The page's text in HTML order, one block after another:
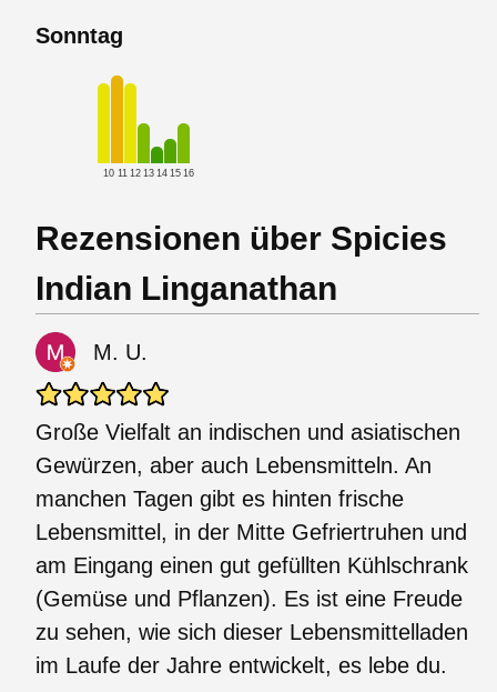
Sonntag
10 11 12 13 14 15 16
Rezensionen über Spicies
Indian Linganathan
M. U.
Große Vielfalt an indischen und asiatischen
Gewürzen, aber auch Lebensmitteln. An
manchen Tagen gibt es hinten frische
Lebensmittel, in der Mitte Gefriertruhen und
am Eingang einen gut gefüllten Kühlschrank
(Gemüse und Pflanzen). Es ist eine Freude
zu sehen, wie sich dieser Lebensmittelladen
im Laufe der Jahre entwickelt, es lebe du.